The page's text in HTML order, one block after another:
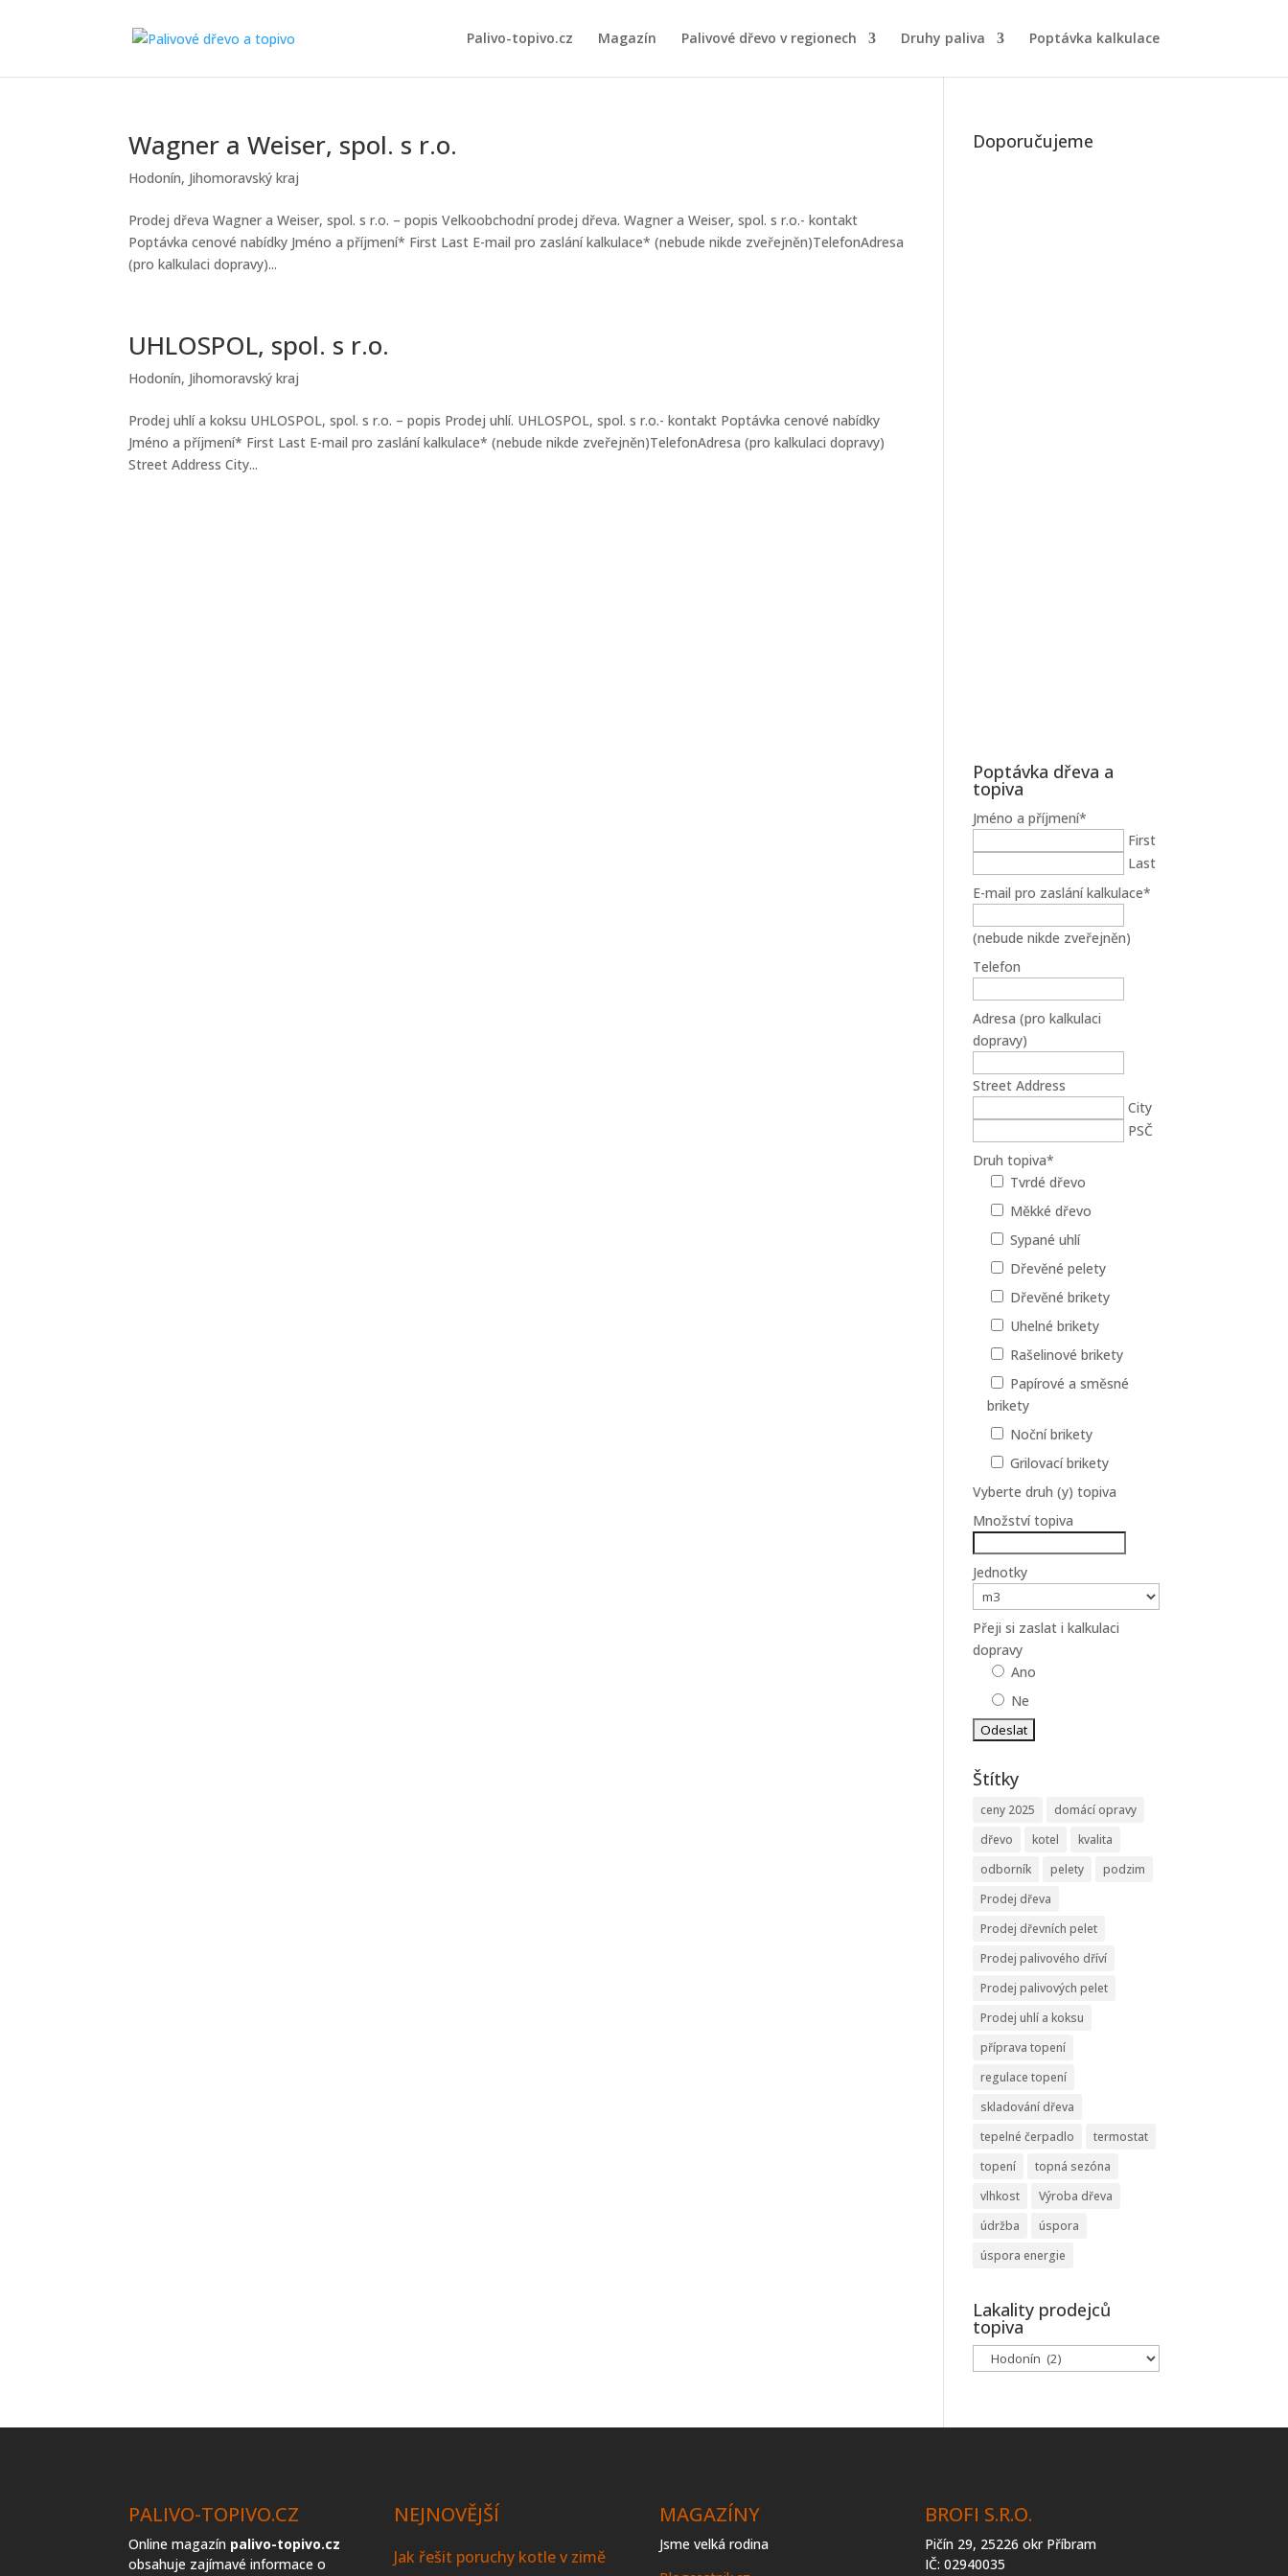
Palivo-topivo.cz Magazín Palivové dřevo v regionech Druhy paliva Poptávka kalkulace
Wagner a Weiser, spol. s r.o.
Hodonín, Jihomoravský kraj
Prodej dřeva Wagner a Weiser, spol. s r.o. – popis Velkoobchodní prodej dřeva. Wagner a Weiser, spol. s r.o.- kontakt
Poptávka cenové nabídky Jméno a příjmení* First Last E-mail pro zaslání kalkulace* (nebude nikde zveřejněn)TelefonAdresa
(pro kalkulaci dopravy)...
UHLOSPOL, spol. s r.o.
Hodonín, Jihomoravský kraj
Prodej uhlí a koksu UHLOSPOL, spol. s r.o. – popis Prodej uhlí. UHLOSPOL, spol. s r.o.- kontakt Poptávka cenové nabídky
Jméno a příjmení* First Last E-mail pro zaslání kalkulace* (nebude nikde zveřejněn)TelefonAdresa (pro kalkulaci dopravy)
Street Address City...
Doporučujeme
Poptávka dřeva a
topiva
Jméno a příjmení*
First
Last
E-mail pro zaslání kalkulace*
(nebude nikde zveřejněn)
Telefon
Adresa (pro kalkulaci
dopravy)
Street Address
City
PSČ
Druh topiva*
Tvrdé dřevo
Měkké dřevo
Sypané uhlí
Dřevěné pelety
Dřevěné brikety
Uhelné brikety
Rašelinové brikety
Papírové a směsné
brikety
Noční brikety
Grilovací brikety
Vyberte druh (y) topiva
Množství topiva
Jednotky
Přeji si zaslat i kalkulaci
dopravy
Ano
Ne
Štítky
ceny 2025
domácí opravy
dřevo
kotel
kvalita
odborník
pelety
podzim
Prodej dřeva
Prodej dřevních pelet
Prodej palivového dříví
Prodej palivových pelet
Prodej uhlí a koksu
příprava topení
regulace topení
skladování dřeva
tepelné čerpadlo
termostat
topení
topná sezóna
vlhkost
Výroba dřeva
údržba
úspora
úspora energie
Lakality prodejců
topiva
Lakality
prodejců
PALIVO-TOPIVO.CZ
Online magazín palivo-topivo.cz
obsahuje zajímavé informace o
NEJNOVĚJŠÍ
Jak řešit poruchy kotle v zimě
MAGAZÍNY
Jsme velká rodina
BROFI S.R.O.
Pičín 29, 25226 okr Příbram
IČ: 02940035